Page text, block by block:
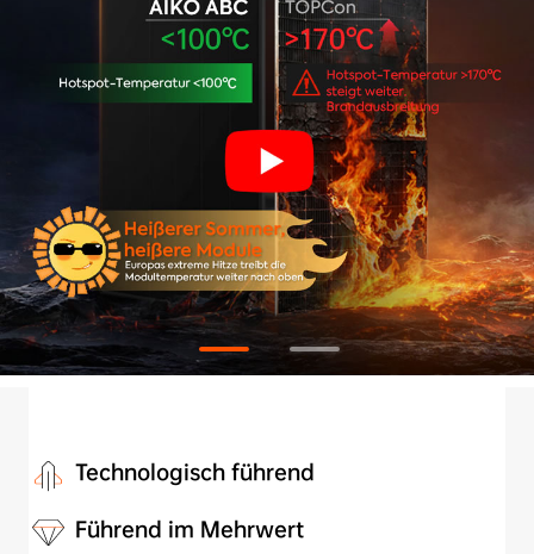
Technologisch führend
Führend im Mehrwert